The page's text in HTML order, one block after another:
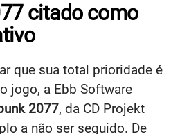
citado como
que sua total prioridade é
jogo, a Ebb Software
2077, da CD Projekt
a não ser seguido. De